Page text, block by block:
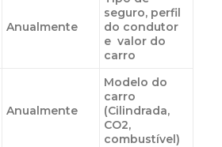
Anualmente
seguro, perfil
do condutor
e valor do
carro
Anualmente
Modelo do
carro
(Cilindrada,
CO2,
combustível)